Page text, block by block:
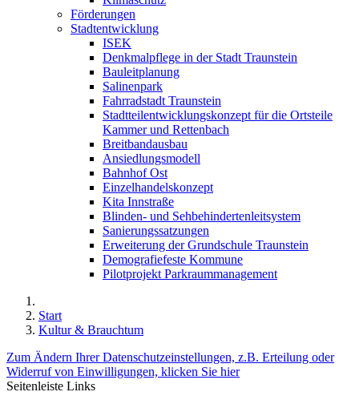
Förderungen
Stadtentwicklung
ISEK
Denkmalpflege in der Stadt Traunstein
Bauleitplanung
Salinenpark
Fahrradstadt Traunstein
Stadtteilentwicklungskonzept für die Ortsteile
Kammer und Rettenbach
Breitbandausbau
Ansiedlungsmodell
Bahnhof Ost
Einzelhandelskonzept
Kita Innstraße
Blinden- und Sehbehindertenleitsystem
Sanierungssatzungen
Erweiterung der Grundschule Traunstein
Demografiefeste Kommune
Pilotprojekt Parkraummanagement
Start
Kultur & Brauchtum
Zum Ändern Ihrer Datenschutzeinstellungen, z.B. Erteilung oder
Widerruf von Einwilligungen, klicken Sie hier
Seitenleiste Links